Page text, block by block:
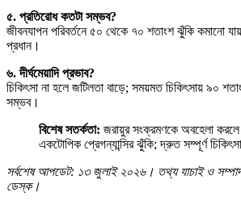
৫. প্রতিরোধ কতটা সম্ভব?
জীবনযাপন পরিবর্তনে ৫০ থেকে ৭০ শতাংশ ঝুঁকি কমানো
প্রধান।
৬. দীর্ঘমেয়াদি প্রভাব?
চিকিৎসা না হলে জটিলতা বাড়ে; সময়মত চিকিৎসায় ৯০
সম্ভব।
বিশেষ সতর্কতা: জরায়ুর সংক্রমণকে অবহেলা
একটোপিক প্রেগন্যান্সির ঝুঁকি; দ্রুত সম্পূর্ণ
সর্বশেষ আপডেট: ১৩ জুলাই ২০২৬। তথ্য যাচাই ও
ডেস্ক।